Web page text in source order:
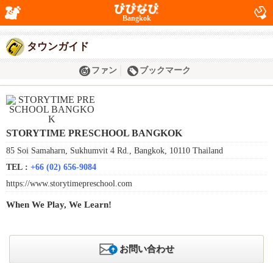
Bangkok
タウンガイド
ファン ブックマーク
STORYTIME PRESCHOOL BANGKOK
85 Soi Samaharn, Sukhumvit 4 Rd., Bangkok, 10110 Thailand
TEL : +66 (02) 656-9084
https://www.storytimepreschool.com
When We Play, We Learn!
お問い合わせ